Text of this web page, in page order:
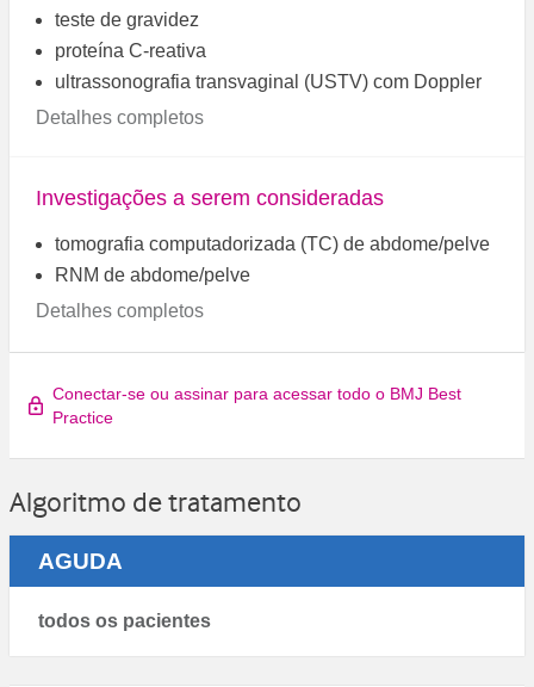
teste de gravidez
proteína C-reativa
ultrassonografia transvaginal (USTV) com Doppler
Detalhes completos
Investigações a serem consideradas
tomografia computadorizada (TC) de abdome/pelve
RNM de abdome/pelve
Detalhes completos
Conectar-se ou assinar para acessar todo o BMJ Best
Practice
Algoritmo de tratamento
AGUDA
todos os pacientes